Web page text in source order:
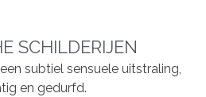
SCHILDERIJEN
subtiel sensuele uitstraling,
en gedurfd.